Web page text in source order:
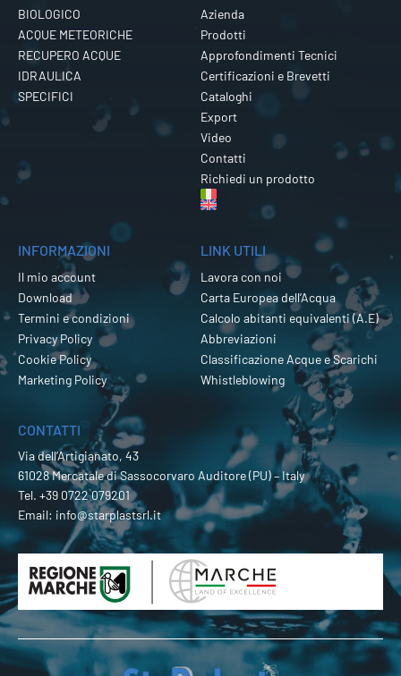
BIOLOGICO
ACQUE METEORICHE
RECUPERO ACQUE
IDRAULICA
SPECIFICI
Azienda
Prodotti
Approfondimenti Tecnici
Certificazioni e Brevetti
Cataloghi
Export
Video
Contatti
Richiedi un prodotto
INFORMAZIONI
Il mio account
Download
Termini e condizioni
Privacy Policy
Cookie Policy
Marketing Policy
LINK UTILI
Lavora con noi
Carta Europea dell’Acqua
Calcolo abitanti equivalenti (A.E)
Abbreviazioni
Classificazione Acque e Scarichi
Whistleblowing
CONTATTI
Via dell’Artigianato, 43
61028 Mercatale di Sassocorvaro Auditore (PU) – Italy
Tel. +39 0722 079201
Email: info@starplastsrl.it